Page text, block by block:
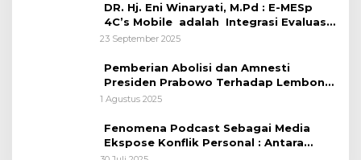
DR. Hj. Eni Winaryati, M.Pd : E-MESp
4C’s Mobile adalah Integrasi Evaluasi-
Supervisi Berbasis 4C’s Untuk
23 September 2025
Pemberian Abolisi dan Amnesti
Presiden Prabowo Terhadap Lembong
dan Hasto Adalah Keputusan Bijak,
1 Agustus 2025
Fenomena Podcast Sebagai Media
Ekspose Konflik Personal : Antara
Kebebasan Berekspresi dan Etika